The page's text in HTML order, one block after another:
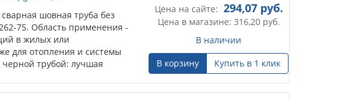
шовная труба без
75. Область применения -
в жилых или
для отопления и системы
трубой: лучшая
Цена на сайте: 294,07руб.
Цена в магазине: 316,20руб.
В наличии
В корзину
Купить в 1 клик